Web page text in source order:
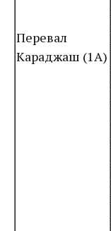
Перевал
Караджаш (1А)